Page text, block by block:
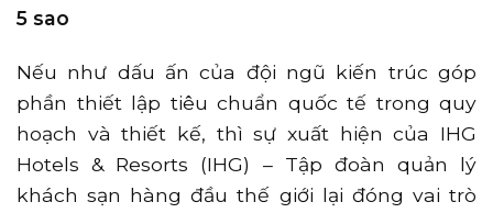
5 sao
Nếu như dấu ấn của đội ngũ kiến trúc góp
phần thiết lập tiêu chuẩn quốc tế trong quy
hoạch và thiết kế, thì sự xuất hiện của IHG
Hotels & Resorts (IHG) – Tập đoàn quản lý
khách sạn hàng đầu thế giới lại đóng vai trò